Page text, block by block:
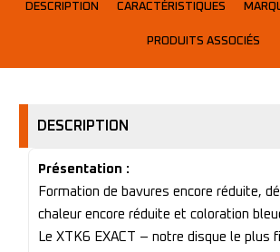
DESCRIPTION CARACTÉRISTIQUES
PRODUITS ASSOCIÉS
DESCRIPTION
Présentation :
Formation de bavures encore réduite,
chaleur encore réduite et coloration
Le XTK6 EXACT – notre disque le plus